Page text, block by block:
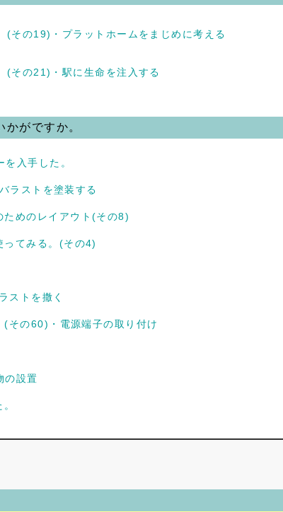
(その19)・プラットホームをまじめに考える
(その21)・駅に生命を注入する
がですか。
入手した。
ラストを塗装する
ためのレイアウト(その8)
ってみる。(その4)
ストを撒く
(その60)・電源端子の取り付け
の設置